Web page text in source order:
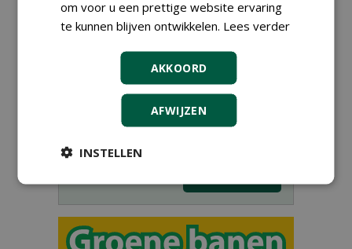
Meld je aan voor onze digitale
nieuwsbrief.
om voor u een prettige website ervaring
te kunnen blijven ontwikkelen. Lees verder
AKKOORD
AFWIJZEN
INSTELLEN